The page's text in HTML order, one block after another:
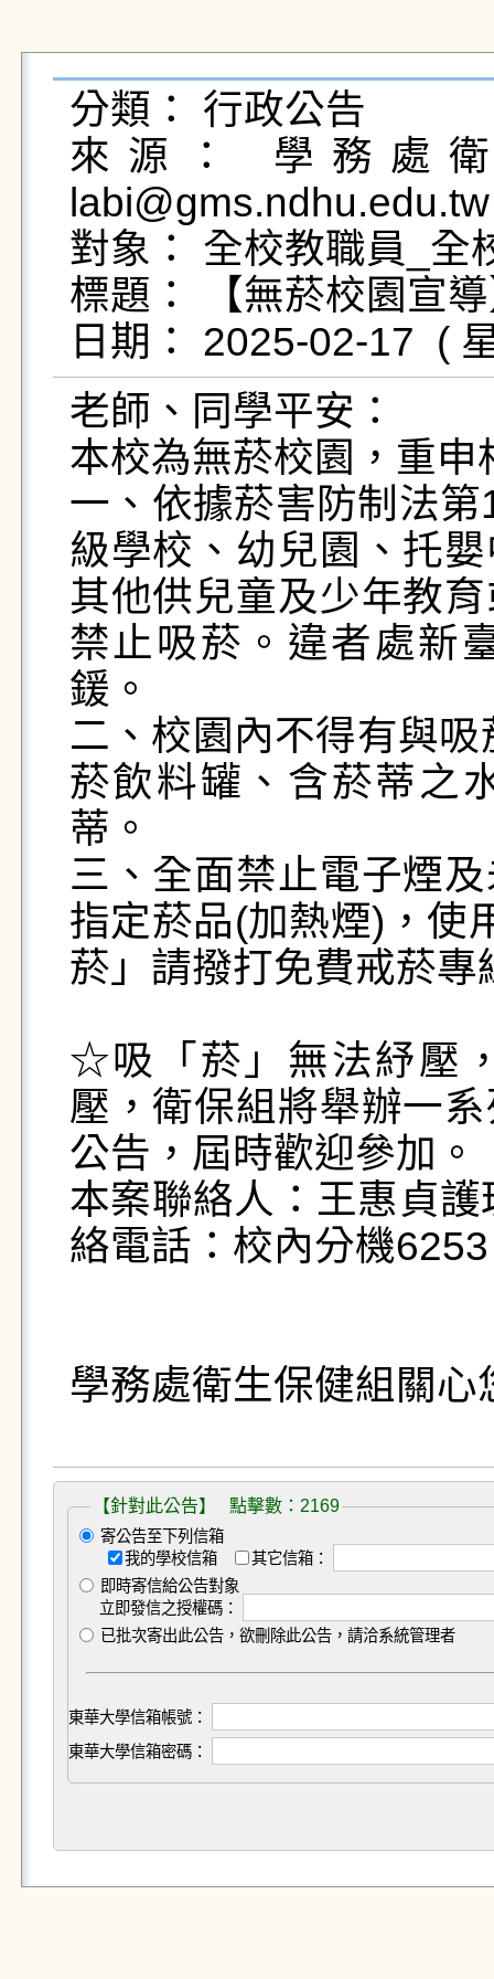
分類： 行政公告
來源： 學務處
對象： 全校教職員_全
標題： 【無菸校園宣
老師、同學平安：
本校為無菸校園，重
一、依據菸害防制法
級學校、幼兒園、托
其他供兒童及少年教
禁止吸菸。違者處新
鍰。
二、校園內不得有與
菸飲料罐、含菸蒂之
蒂。
三、全面禁止電子煙
指定菸品(加熱煙)，使
菸」請撥打免費戒菸
☆吸「菸」無法紓壓
壓，衛保組將舉辦一
公告，屆時歡迎參加。
本案聯絡人：王惠貞
絡電話：校內分機
學務處衛生保健組關
【針對此公告】 點擊數：2169
寄公告至下列信箱
我的學校信箱
其它信箱：
即時寄信給公告對象
立即發信之授權碼：
已批次寄出此公告，欲刪除此公告，請洽系統管理者
東華大學信箱帳號：
東華大學信箱密碼：